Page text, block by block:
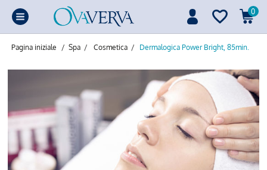
0
Pagina iniziale / Spa / Cosmetica / Dermalogica Power Bright, 85min.